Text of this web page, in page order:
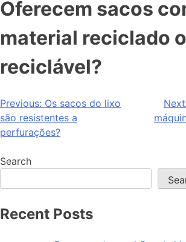
Oferecem sacos
material reciclado
reciclável?
Previous: Os sacos do lixo
são resistentes a
perfurações?
Search
Recent Posts